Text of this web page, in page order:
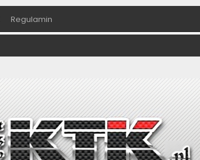
Regulamin